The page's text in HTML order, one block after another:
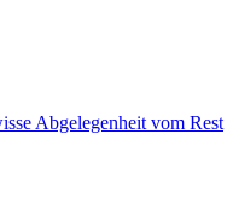
Abgelegenheit vom Rest